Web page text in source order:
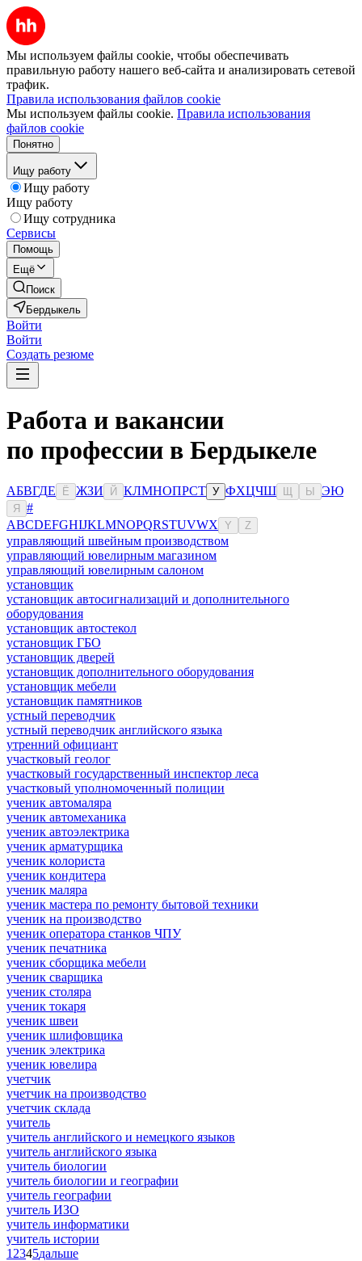
Мы используем файлы cookie, чтобы обеспечивать
правильную работу нашего веб-сайта и анализировать сетевой
трафик.
Правила использования файлов cookie
Мы используем файлы cookie. Правила использования
файлов cookie
Понятно
Ищу работу
Ищу работу
Ищу работу
Ищу сотрудника
Сервисы
Помощь
Ещё
Поиск
Бердыкель
Войти
Войти
Создать резюме
Работа и вакансии
по профессии в Бердыкеле
АБВГДЕ Ё ЖЗИ Й КЛМНОПРСТ У ФХЦЧШ Ы ЭЮ
Я
#
ABCDEFGHIJKLMNOPQRSTUVWX Y Z
управляющий швейным производством
управляющий ювелирным магазином
управляющий ювелирным салоном
установщик
установщик автосигнализаций и дополнительного
оборудования
установщик автостекол
установщик ГБО
установщик дверей
установщик дополнительного оборудования
установщик мебели
установщик памятников
устный переводчик
устный переводчик английского языка
утренний официант
участковый геолог
участковый государственный инспектор леса
участковый уполномоченный полиции
ученик автомаляра
ученик автомеханика
ученик автоэлектрика
ученик арматурщика
ученик колориста
ученик кондитера
ученик маляра
ученик мастера по ремонту бытовой техники
ученик на производство
ученик оператора станков ЧПУ
ученик печатника
ученик сборщика мебели
ученик сварщика
ученик столяра
ученик токаря
ученик швеи
ученик шлифовщика
ученик электрика
ученик ювелира
учетчик
учетчик на производство
учетчик склада
учитель
учитель английского и немецкого языков
учитель английского языка
учитель биологии
учитель биологии и географии
учитель географии
учитель ИЗО
учитель информатики
учитель истории
1 2345дальше